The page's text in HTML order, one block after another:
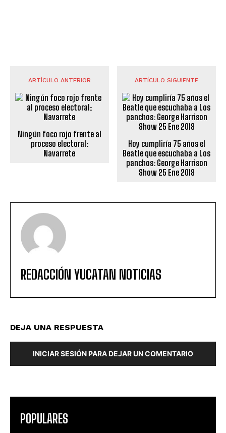
ARTÍCULO ANTERIOR
Ningún foco rojo frente al
proceso electoral:
Navarrete
ARTÍCULO SIGUIENTE
Hoy cumpliría 75 años el
Beatle que escuchaba a Los
panchos: George Harrison
Show 25 Ene 2018
REDACCIÓN YUCATAN NOTICIAS
DEJA UNA RESPUESTA
INICIAR SESIÓN PARA DEJAR UN COMENTARIO
POPULARES